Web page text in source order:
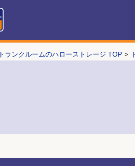
トランクルームのハローストレージ TOP